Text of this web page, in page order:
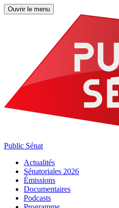
Ouvrir le menu
Public Sénat
Actualités
Sénatoriales 2026
Émissions
Documentaires
Podcasts